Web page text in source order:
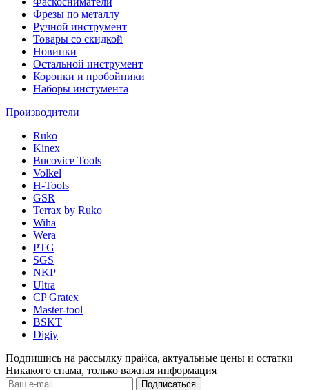
Фрезы по металлу
Ручной инструмент
Товары со скидкой
Новинки
Остальной инструмент
Коронки и пробойники
Наборы инстумента
Производители
Ruko
Kinex
Bucovice Tools
Volkel
H-Tools
GSR
Terrax by Ruko
Wiha
Wera
PTG
SGS
NKP
Ultra
CP Gratex
Master-tool
BSKT
Digjy
Подпишись на рассылку прайса, актуальные цены и остатки
Никакого спама, только важная информация
Подписаться